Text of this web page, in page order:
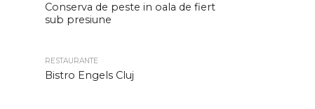
Conserva de peste in oala de fiert
sub presiune
RESTAURANTE
Bistro Engels Cluj